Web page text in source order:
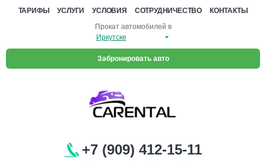
ТАРИФЫ УСЛУГИ УСЛОВИЯ СОТРУДНИЧЕСТВО
КОНТАКТЫ
Прокат автомобилей в
Забронировать авто
+7 (909) 412-15-11